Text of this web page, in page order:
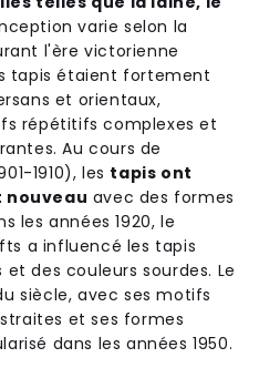
varie selon la
l'ère victorienne
tapis étaient fortement
et orientaux,
répétitifs complexes et
Au cours de
1910), les tapis ont
nouveau avec des formes
les années 1920, le
a influencé les tapis
des couleurs sourdes. Le
siècle, avec ses motifs
et ses formes
dans les années 1950.